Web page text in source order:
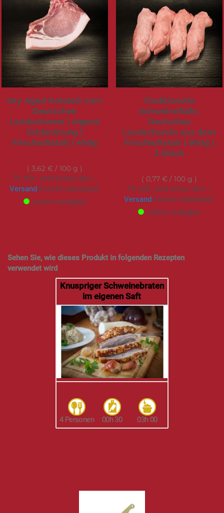
Dry Aged Kotelett vom
Deutschen
Landschwein | eigene
Schlachtung |
Frischluftstall | 400g
3,62 € / 100 g
7% USt. sind schon drin –
Versand kommt obendrauf.
sofort verfügbar
Traditionelle
Schweinefüße.
Deutsches
Landschwein aus dem
Frischluftstall | 900g |
2 Stück
0,77 € / 100 g
7% USt. sind schon drin –
Versand kommt obendrauf.
sofort verfügbar
Sehen Sie, wie dieses Produkt in folgenden Rezepten
verwendet wird
Knuspriger Schweinebraten
im eigenen Saft
4 Personen 00h 30 03h 00